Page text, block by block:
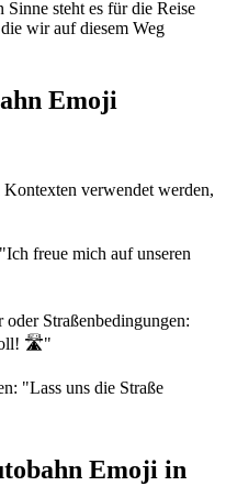
steht es für die Reise
wir auf diesem Weg
Emoji
verwendet werden,
freue mich auf unseren
Straßenbedingungen:
🛣️"
"Lass uns die Straße
Emoji in